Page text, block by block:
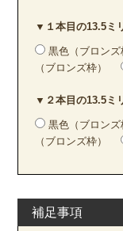
▼１本目の13.5ミ
黒色（ブロン
（ブロンズ枠）
▼２本目の13.5ミ
黒色（ブロン
（ブロンズ枠）
補足事項